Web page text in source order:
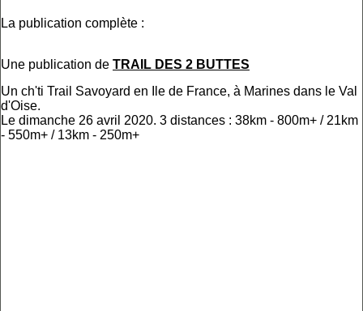
La publication complète :
Une publication de TRAIL DES 2 BUTTES
Un ch'ti Trail Savoyard en Ile de France, à Marines dans le Val
d'Oise.
Le dimanche 26 avril 2020. 3 distances : 38km - 800m+ / 21km
- 550m+ / 13km - 250m+